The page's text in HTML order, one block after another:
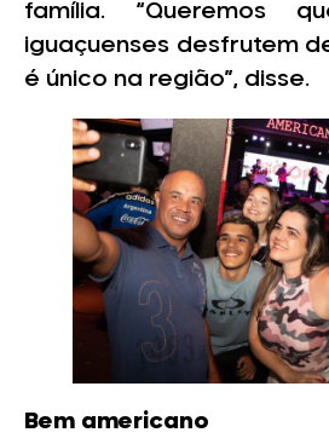
família. “Queremos
iguaçuenses desfrutem
é único na região”, disse.
Bem americano